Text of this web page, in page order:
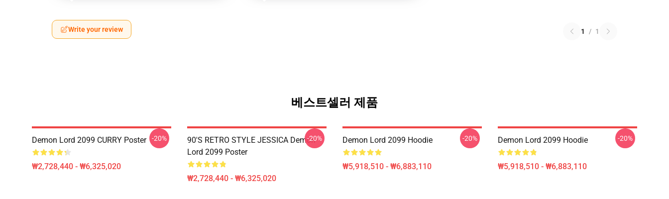
Write your review 1 / 1
베스트셀러 제품
Demon Lord 2099 CURRY Poster
₩2,728,440 - ₩6,325,020
-20%
90'S RETRO STYLE JESSICA Demon
Lord 2099 Poster
₩2,728,440 - ₩6,325,020
-20% Demon Lord 2099 Hoodie
₩5,918,510 - ₩6,883,110
-20% Demon Lord 2099 Hoodie
₩5,918,510 - ₩6,883,110
-20%